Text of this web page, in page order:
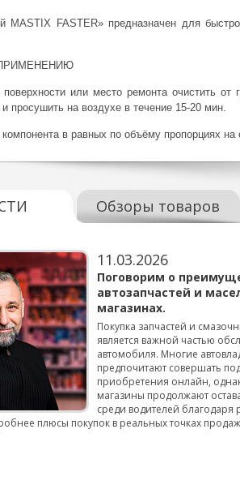
MASTIX FASTER» предназначен для
или место ремонта очистить от
просушить на воздухе в течение 15-20 мин.
в равных по объёму пропорциях
Обзоры товаров
11.03.2026
Поговорим о
автозапчастей и
магазинах.
Покупка запчастей и
является важной частью
автомобиля. Многие
предпочитают совершать
приобретения онлайн,
магазины продолжают
среди водителей благодаря
плюсы покупок в реальных точках